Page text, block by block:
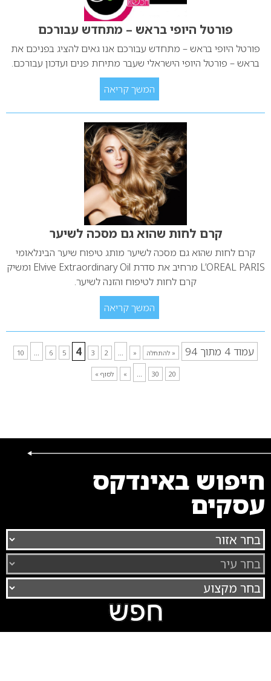
פורטל היופי בראש – מתחדש עבורכם
פורטל היופי בראש – מתחדש עבורכם אנו גאים להציג בפניכם את
בראש – פורטל היופי הישראלי שעבר מתיחת פנים ועדכון עבורכם.
המשך קריאה
קרם לחות שהוא גם מסכה לשיער
קרם לחות שהוא גם מסכה לשיער מותג טיפוח שיער הבינלאומי
L’OREAL PARIS מרחיב את סדרת Elvive Extraordinary Oil ומשיק
קרם לחות לטיפוח והזנה לשיער.
המשך קריאה
עמוד 4 מתוך 94 « להתחלה «
...
2
3
4
5
6
...
10
20
30
...
» לסוף »
חיפוש באינדקס
עסקים